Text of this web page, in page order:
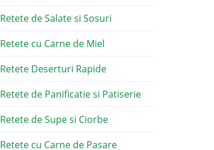
Retete de Salate si Sosuri
Retete cu Carne de Miel
Retete Deserturi Rapide
Retete de Panificatie si Patiserie
Retete de Supe si Ciorbe
Retete cu Carne de Pasare